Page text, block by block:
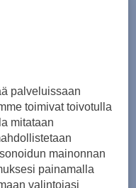
Concept grip
palveluissaan
toimivat toivotulla
mitataan
mainonnan
painamalla
valintojasi